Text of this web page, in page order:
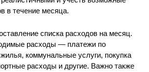
в течение месяца.
списка расходов на месяц.
расходы — платежи по
коммунальные услуги, покупка
расходы и другие. Важно также